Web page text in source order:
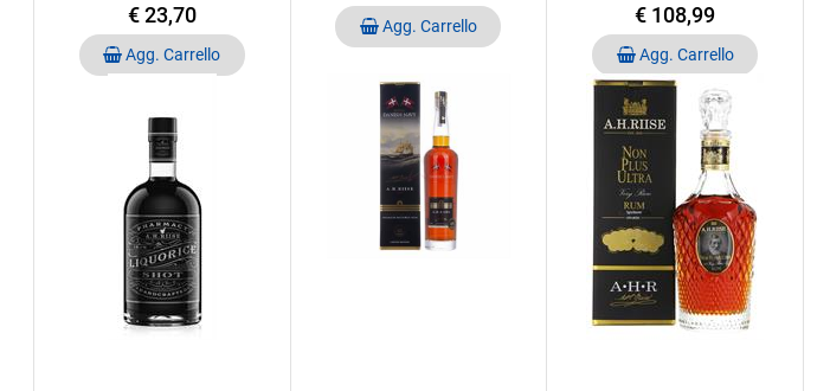
€ 23,70
Quantità
Agg. Carrello
Quantità
Agg. Carrello € 108,99
Quantità
Agg. Carrello